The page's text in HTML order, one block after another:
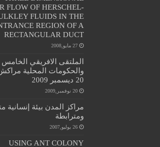
FLOW OF HERSCHEL-
FLUIDS IN THE
REGION OF A
RECTANGULAR DUCT
27 مايو,2008
الملتقى الافريقي
20 ديسمبر 2009
20 نوفمبر,2009
مراكز المدن بيئة إنسانية
ومترابطة
26 يوليو,2007
USING ANT COLONY